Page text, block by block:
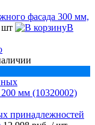
фасада 300 мм,
шт
В
принадлежностей